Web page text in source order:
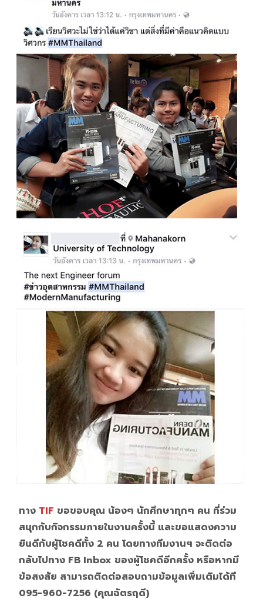
ทาง TIF ขอขอบคุณ น้องๆ นักศึกษาทุกๆ คน ที่ร่วม
สนุกกับกิจกรรมภายในงานครั้งนี้ และขอแสดงความ
ยินดีกับผู้โชคดีทั้ง 2 คน โดยทางทีมงานฯ จะติดต่อ
กลับไปทาง FB Inbox ของผู้โชคดีอีกครั้ง หรือหากมี
ข้อสงสัย สามารถติดต่อสอบถามข้อมูลเพิ่มเติมได้ที
095-960-7256 (คุณฉัตรฤดี)